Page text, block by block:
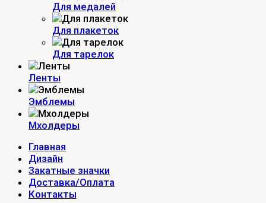
Для медалей
Для плакеток
Для тарелок
Ленты
Эмблемы
Мхолдеры
Главная
Дизайн
Закатные значки
Доставка/Оплата
Контакты